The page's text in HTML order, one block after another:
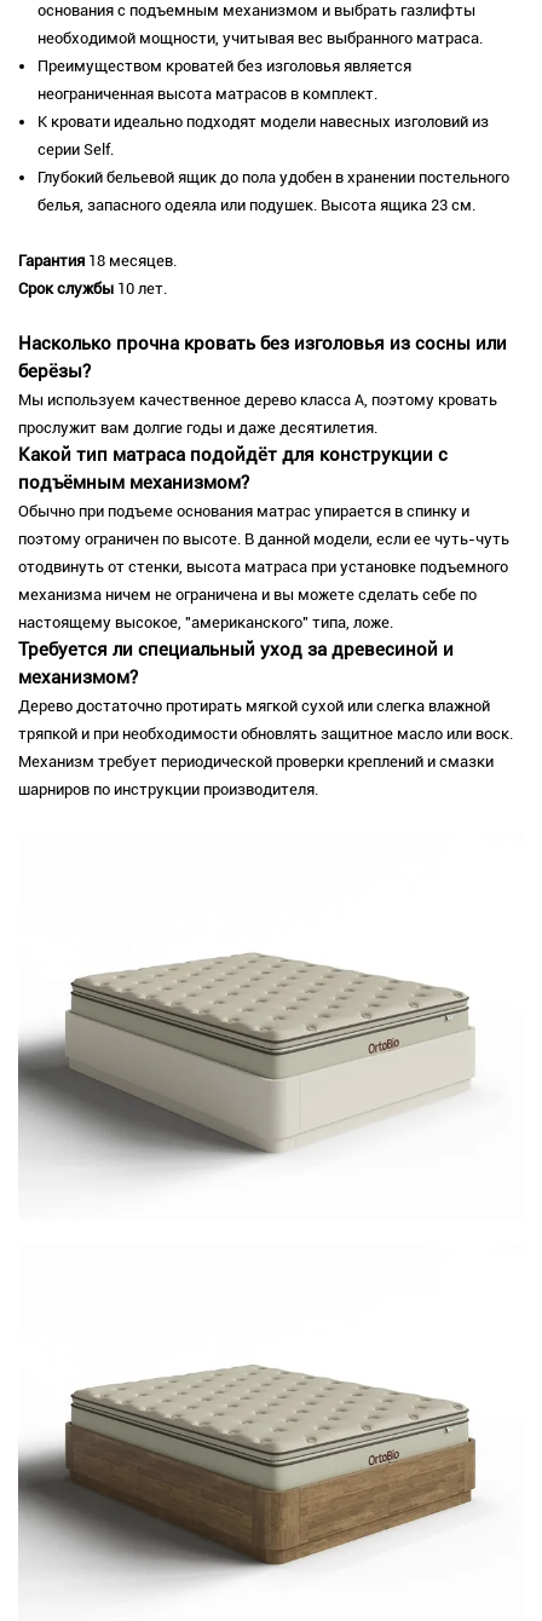
основания с подъемным механизмом и выбрать газлифты
необходимой мощности, учитывая вес выбранного матраса.
Преимуществом кроватей без изголовья является
неограниченная высота матрасов в комплект.
К кровати идеально подходят модели навесных изголовий из
серии Self.
Глубокий бельевой ящик до пола удобен в хранении постельного
белья, запасного одеяла или подушек. Высота ящика 23 см.
Гарантия 18 месяцев.
Срок службы 10 лет.
Насколько прочна кровать без изголовья из сосны или
берёзы?
Мы используем качественное дерево класса А, поэтому кровать
прослужит вам долгие годы и даже десятилетия.
Какой тип матраса подойдёт для конструкции с
подъёмным механизмом?
Обычно при подъеме основания матрас упирается в спинку и
поэтому ограничен по высоте. В данной модели, если ее чуть-чуть
отодвинуть от стенки, высота матраса при установке подъемного
механизма ничем не ограничена и вы можете сделать себе по
настоящему высокое, "американского" типа, ложе.
Требуется ли специальный уход за древесиной и
механизмом?
Дерево достаточно протирать мягкой сухой или слегка влажной
тряпкой и при необходимости обновлять защитное масло или воск.
Механизм требует периодической проверки креплений и смазки
шарниров по инструкции производителя.